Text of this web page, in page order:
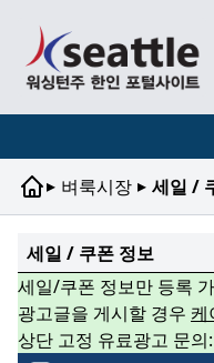
▸ 벼룩시장 ▸ 세일 /
세일 / 쿠폰 정보
세일/쿠폰 정보만 등록
광고글을 게시할 경우 케
상단 고정 유료광고 문